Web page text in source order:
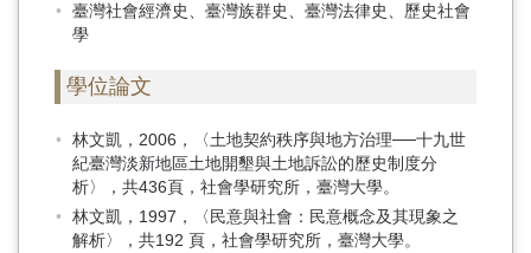
臺灣社會經濟史、臺灣族群史、臺灣法律史、歷史社會
學
學位論文
林文凱，2006，〈土地契約秩序與地方治理──十九世
紀臺灣淡新地區土地開墾與土地訴訟的歷史制度分
析〉，共436頁，社會學研究所，臺灣大學。
林文凱，1997，〈民意與社會：民意概念及其現象之
解析〉，共192 頁，社會學研究所，臺灣大學。